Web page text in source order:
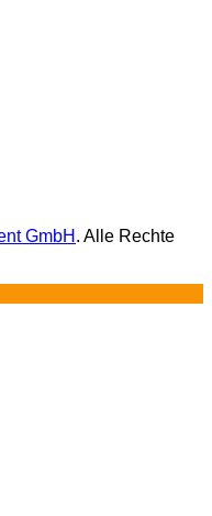
GmbH . Alle Rechte